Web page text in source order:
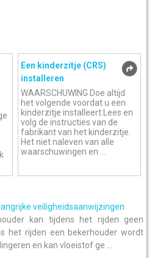
Een kinderzitje (CRS)
installeren
WAARSCHUWING Doe altijd
het volgende voordat u een
kinderzitje installeert:Lees en
volg de instructies van de
fabrikant van het kinderzitje.
Het niet naleven van alle
waarschuwingen en ...
veiligheidsaanwijzingen
kan tijdens het rijden geen
het rijden een bekerhouder wordt
en kan vloeistof ge ...